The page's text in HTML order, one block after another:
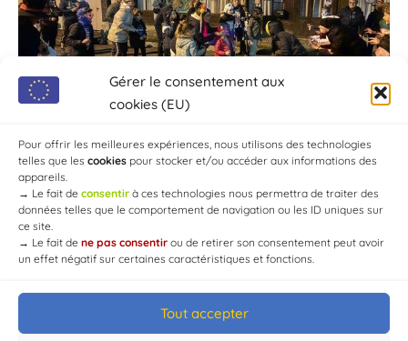
Gérer le consentement aux
cookies (EU)
Pour offrir les meilleures expériences, nous utilisons des technologies
telles que les cookies pour stocker et/ou accéder aux informations des
appareils.
→ Le fait de consentir à ces technologies nous permettra de traiter des
données telles que le comportement de navigation ou les ID uniques sur
ce site.
→ Le fait de ne pas consentir ou de retirer son consentement peut avoir
un effet négatif sur certaines caractéristiques et fonctions.
Tout accepter
© Mairie de Chaource [2004-2024] | Tous droits réservés.